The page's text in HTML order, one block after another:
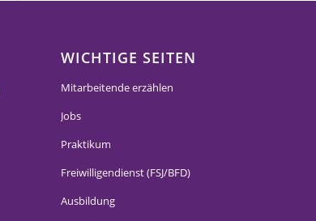
WICHTIGE SEITEN
Mitarbeitende erzählen
Jobs
Praktikum
Freiwilligendienst (FSJ/BFD)
Ausbildung